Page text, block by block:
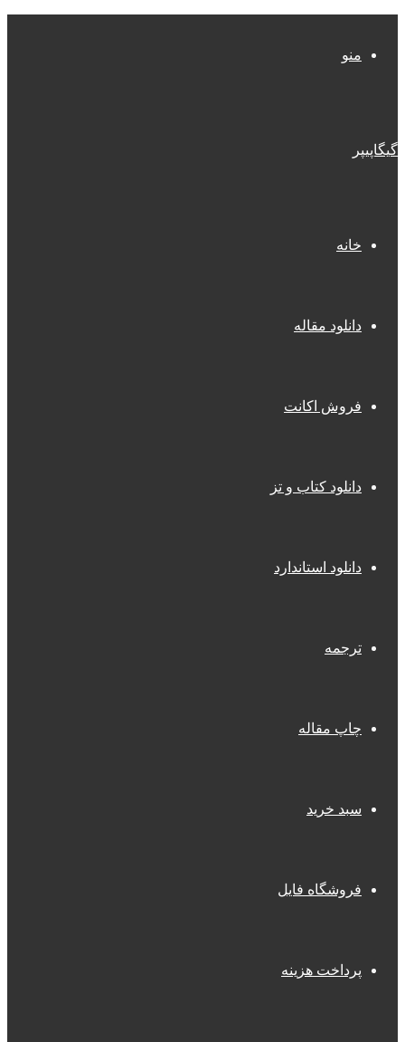
منو
گیگاپیپر
خانه
دانلود مقاله
فروش اکانت
دانلود کتاب و تز
دانلود استاندارد
ترجمه
چاپ مقاله
سبد خرید
فروشگاه فایل
پرداخت هزینه